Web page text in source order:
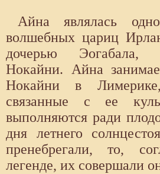
Айна являлась
волшебных цариц
дочерью Эогабала,
Нокайни. Айна
Нокайни в
связанные с ее
выполняются ради
дня летнего
пренебрегали, то,
легенде, их совершали